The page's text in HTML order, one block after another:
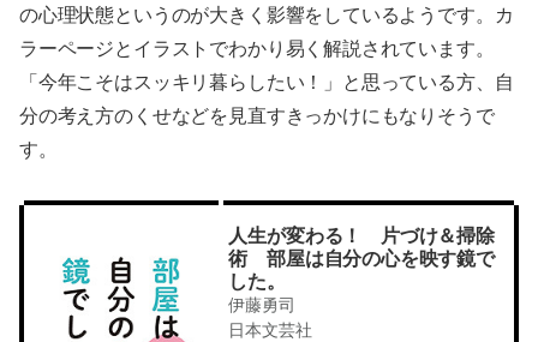
の心理状態というのが大きく影響をしているようです。カ
ラーページとイラストでわかり易く解説されています。
「今年こそはスッキリ暮らしたい！」と思っている方、自
分の考え方のくせなどを見直すきっかけにもなりそうで
す。
人生が変わる！ 片づけ＆掃除
術 部屋は自分の心を映す鏡で
した。
伊藤勇司
日本文芸社